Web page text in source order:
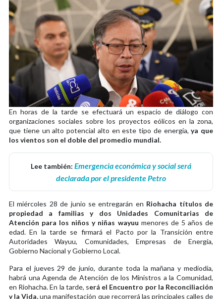
En horas de la tarde se efectuará un espacio de diálogo con
organizaciones sociales sobre los proyectos eólicos en la zona,
que tiene un alto potencial alto en este tipo de energía,ya que
los vientos son el doble del promedio mundial.
Lee también: Emergencia económica y social será
declarada por el presidente Petro
El miércoles 28 de junio se entregarán en Riohacha títulos de
propiedad a familias y dos Unidades Comunitarias de
Atención para los niños y niñas wayuu menores de 5 años de
edad. En la tarde se firmará el Pacto por la Transición entre
Autoridades Wayuu, Comunidades, Empresas de Energía,
Gobierno Nacional y Gobierno Local.
Para el jueves 29 de junio, durante toda la mañana y mediodía,
habrá una Agenda de Atención de los Ministros a la Comunidad,
en Riohacha. En la tarde, será el Encuentro por la Reconciliación
y la Vida,una manifestación que recorrerá las principales calles de